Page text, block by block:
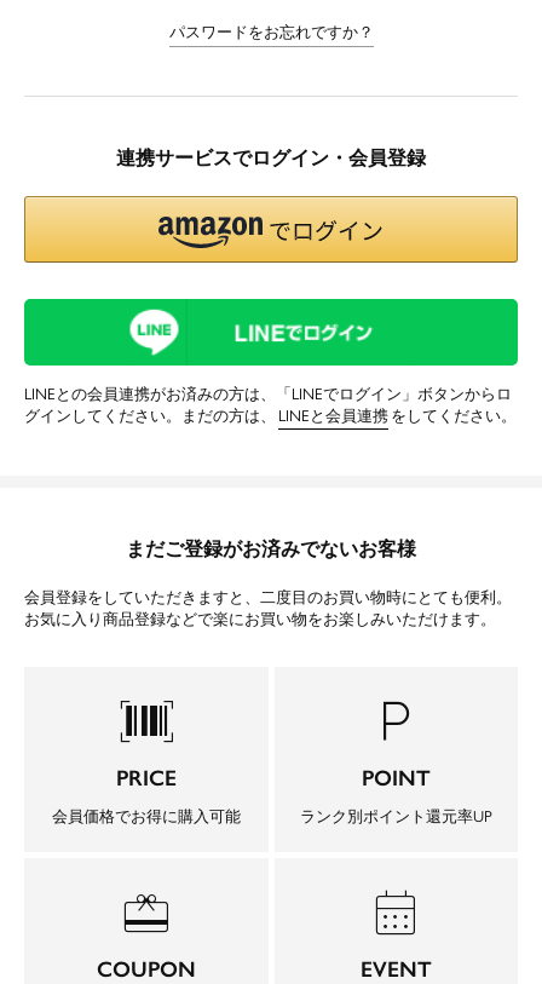
パスワードをお忘れですか？
連携サービスでログイン・会員登録
LINEとの会員連携がお済みの方は、「LINEでログイン」ボタンからロ
グインしてください。まだの方は、
LINEと会員連携 をしてください。
まだご登録がお済みでないお客様
会員登録をしていただきますと、二度目のお買い物時にとても便利。
お気に入り商品登録などで楽にお買い物をお楽しみいただけます。
barcode_scanner
PRICE
会員価格でお得に購入可能
local_parking
POINT
ランク別ポイント還元率UP
redeem
COUPON
calendar_month
EVENT